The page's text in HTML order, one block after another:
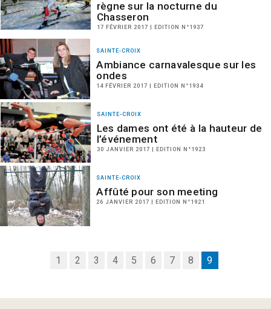
règne sur la nocturne du
Chasseron
17 FÉVRIER 2017 | EDITION N°1937
SAINTE-CROIX
Ambiance carnavalesque sur les
ondes
14 FÉVRIER 2017 | EDITION N°1934
SAINTE-CROIX
Les dames ont été à la hauteur de
l’événement
30 JANVIER 2017 | EDITION N°1923
SAINTE-CROIX
Affûté pour son meeting
26 JANVIER 2017 | EDITION N°1921
1 2 3 4 5 6 7 8 9